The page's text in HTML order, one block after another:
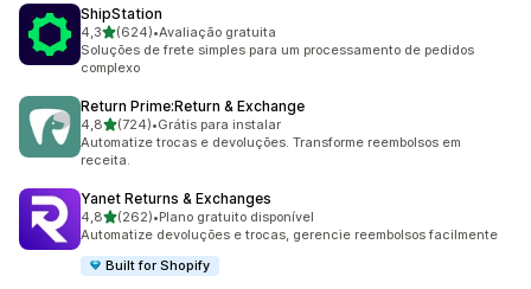
ShipStation
4,3de 5 estrelas
(624)
624 avaliações ao todo
•Avaliação gratuita
Soluções de frete simples para um processamento de pedidos
complexo
Return Prime:Return & Exchange
4,8de 5 estrelas
(724)
724 avaliações ao todo
•Grátis para instalar
Automatize trocas e devoluções. Transforme reembolsos em
receita.
Yanet Returns & Exchanges
4,8de 5 estrelas
(262)
262 avaliações ao todo
•Plano gratuito disponível
Automatize devoluções e trocas, gerencie reembolsos facilmente
Built for Shopify